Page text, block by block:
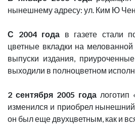
нынешнему адресу: ул. Ким Ю
С 2004 года в газете стали
цветные вкладки на
выпуски издания,
выходили в полноцветном
2 сентября 2005 года логотип
изменился и приобрел нынешний
он был еще двухцветным, как и